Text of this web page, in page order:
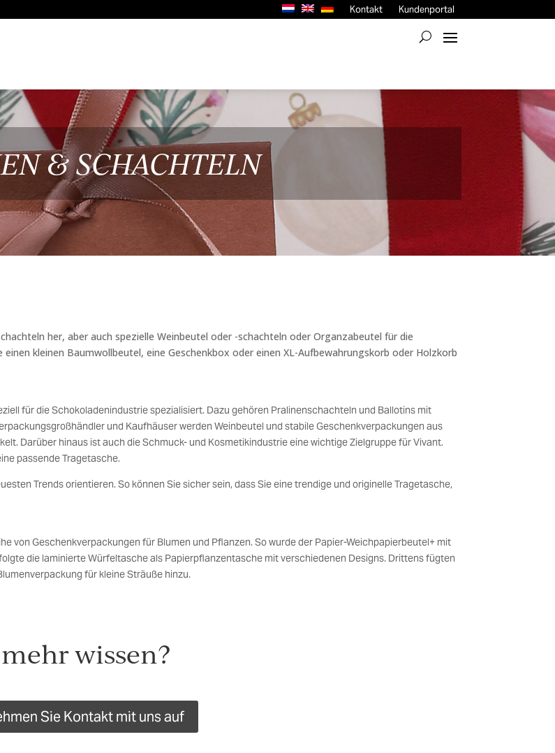
Kontakt Kundenportal
& SCHACHTELN
her, aber auch spezielle Weinbeutel oder -schachteln oder Organzabeutel für die
kleinen Baumwollbeutel, eine Geschenkbox oder einen XL-Aufbewahrungskorb oder Holzkorb
für die Schokoladenindustrie spezialisiert. Dazu gehören Pralinenschachteln und Ballotins mit
und Kaufhäuser werden Weinbeutel und stabile Geschenkverpackungen aus
Darüber hinaus ist auch die Schmuck- und Kosmetikindustrie eine wichtige Zielgruppe für Vivant.
passende Tragetasche.
Trends orientieren. So können Sie sicher sein, dass Sie eine trendige und originelle Tragetasche,
von Geschenkverpackungen für Blumen und Pflanzen. So wurde der Papier-Weichpapierbeutel+ mit
die laminierte Würfeltasche als Papierpflanzentasche mit verschiedenen Designs. Drittens fügten
für kleine Sträuße hinzu.
mehr wissen?
Sie Kontakt mit uns auf